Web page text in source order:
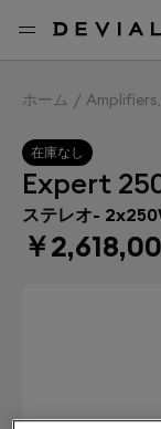
ホーム Amplifiers
在庫なし
Expert
ステレオ-
￥